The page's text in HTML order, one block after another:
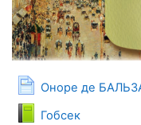
Оноре де
Гобсек
Падручнік